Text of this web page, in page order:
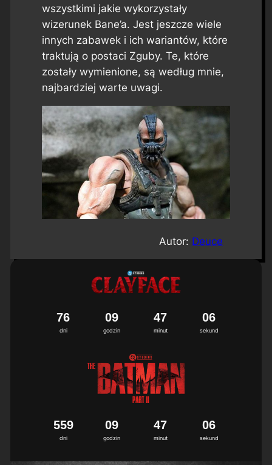
wszystkimi jakie wykorzystały
wizerunek Bane’a. Jest jeszcze wiele
innych zabawek i ich wariantów, które
traktują o postaci Zguby. Te, które
zostały wymienione, są według mnie,
najbardziej warte uwagi.
Autor: Deuce
dni
76
godzin
09
minut
47
sekund
04
5
dni
559
godzin
09
minut
47
sekund
04
5